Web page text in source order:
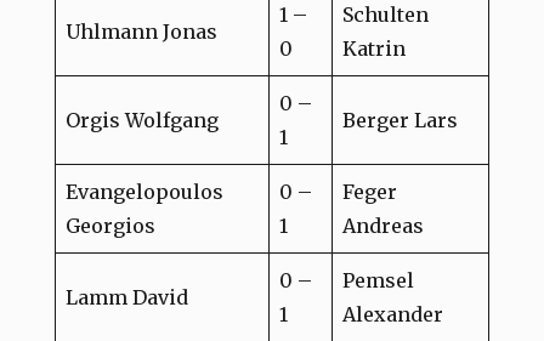
Uhlmann Jonas
1 –
0
Schulten
Katrin
Orgis Wolfgang
0 –
1
Berger Lars
Evangelopoulos
Georgios
0 –
1
Feger
Andreas
Lamm David
0 –
1
Pemsel
Alexander